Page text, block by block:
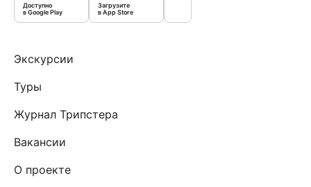
Доступно
в Google Play
Загрузите
в App Store
Экскурсии
Туры
Журнал Трипстера
Вакансии
О проекте